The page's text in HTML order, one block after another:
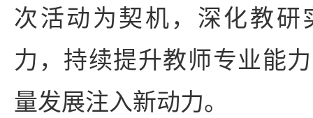
次活动为契机，深化教研
力，持续提升教师专业能
量发展注入新动力。